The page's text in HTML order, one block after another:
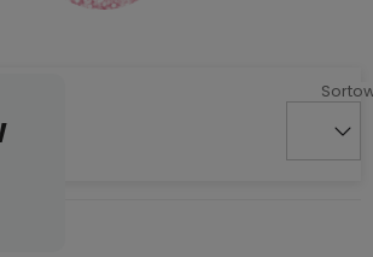
dla siebie z naszej aktualnej oferty lub
aby przywrócić dodane produkty do listy z